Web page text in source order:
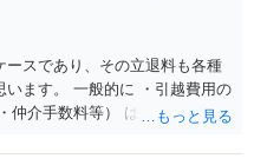
ドルは一般的に高いと考えら
は、賃貸借契約の有効性を直ち
ていれば賃貸借の効力は原則
、①現在は普通借家契約が継続
いないこと、②貸主側の事情
等）を具体的に書面で説明して
要性を丁寧に伝えること、を
スであり、その立退料も各種
ます。 一般的に ・引越費用の
仲介手数料等） は固い部分かと